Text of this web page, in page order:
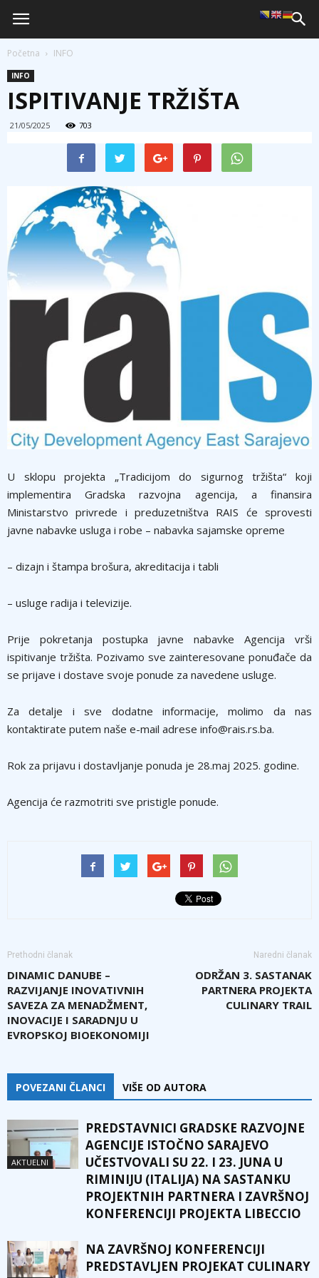
Početna INFO
INFO
ISPITIVANJE TRŽIŠTA
21/05/2025 703
U sklopu projekta „Tradicijom do sigurnog tržišta“ koji
implementira Gradska razvojna agencija, a finansira
Ministarstvo privrede i preduzetništva RAIS će sprovesti
javne nabavke usluga i robe – nabavka sajamske opreme
– dizajn i štampa brošura, akreditacija i tabli
– usluge radija i televizije.
Prije pokretanja postupka javne nabavke Agencija vrši
ispitivanje tržišta. Pozivamo sve zainteresovane ponuđače da
se prijave i dostave svoje ponude za navedene usluge.
Za detalje i sve dodatne informacije, molimo da nas
kontaktirate putem naše e-mail adrese info@rais.rs.ba.
Rok za prijavu i dostavljanje ponuda je 28.maj 2025. godine.
Agencija će razmotriti sve pristigle ponude.
Prethodni članak
DINAMIC DANUBE –
RAZVIJANJE INOVATIVNIH
SAVEZA ZA MENADŽMENT,
INOVACIJE I SARADNJU U
EVROPSKOJ BIOEKONOMIJI
Naredni članak
ODRŽAN 3. SASTANAK
PARTNERA PROJEKTA
CULINARY TRAIL
POVEZANI ČLANCI VIŠE OD AUTORA
AKTUELNI
PREDSTAVNICI GRADSKE RAZVOJNE
AGENCIJE ISTOČNO SARAJEVO
UČESTVOVALI SU 22. I 23. JUNA U
RIMINIJU (ITALIJA) NA SASTANKU
PROJEKTNIH PARTNERA I ZAVRŠNOJ
KONFERENCIJI PROJEKTA LIBECCIO
NA ZAVRŠNOJ KONFERENCIJI
PREDSTAVLJEN PROJEKAT CULINARY